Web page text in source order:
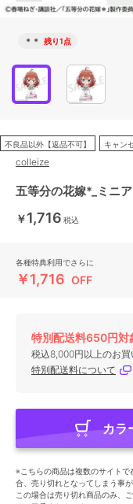
＊＊ 残り1点
不良品以外【返品不可】 キャン
colleize
五等分の花嫁*_ミニ
￥1,716 税込
各種特典利用でさらに
￥1,716 OFF
特別配送料650円対
税込8,000円以上のお
特別配送料について
カラ
※こちらの商品は複数のサイト
合、売り切れとなってしまう事が
この場合は売り切れ商品のみ、